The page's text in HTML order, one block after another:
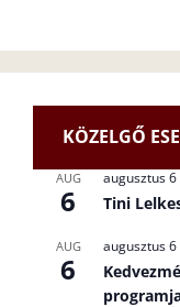
KÖZELGŐ
AUG
6
augusztus 6
Tini
AUG
6
augusztus 6